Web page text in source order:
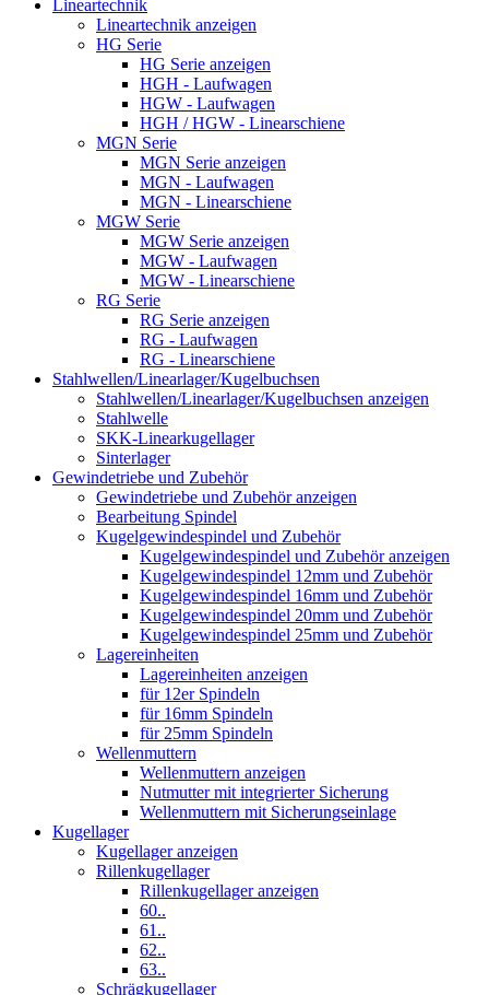
Lineartechnik
Lineartechnik anzeigen
HG Serie
HG Serie anzeigen
HGH - Laufwagen
HGW - Laufwagen
HGH / HGW - Linearschiene
MGN Serie
MGN Serie anzeigen
MGN - Laufwagen
MGN - Linearschiene
MGW Serie
MGW Serie anzeigen
MGW - Laufwagen
MGW - Linearschiene
RG Serie
RG Serie anzeigen
RG - Laufwagen
RG - Linearschiene
Stahlwellen/Linearlager/Kugelbuchsen
Stahlwellen/Linearlager/Kugelbuchsen anzeigen
Stahlwelle
SKK-Linearkugellager
Sinterlager
Gewindetriebe und Zubehör
Gewindetriebe und Zubehör anzeigen
Bearbeitung Spindel
Kugelgewindespindel und Zubehör
Kugelgewindespindel und Zubehör anzeigen
Kugelgewindespindel 12mm und Zubehör
Kugelgewindespindel 16mm und Zubehör
Kugelgewindespindel 20mm und Zubehör
Kugelgewindespindel 25mm und Zubehör
Lagereinheiten
Lagereinheiten anzeigen
für 12er Spindeln
für 16mm Spindeln
für 25mm Spindeln
Wellenmuttern
Wellenmuttern anzeigen
Nutmutter mit integrierter Sicherung
Wellenmuttern mit Sicherungseinlage
Kugellager
Kugellager anzeigen
Rillenkugellager
Rillenkugellager anzeigen
60..
61..
62..
63..
Schrägkugellager